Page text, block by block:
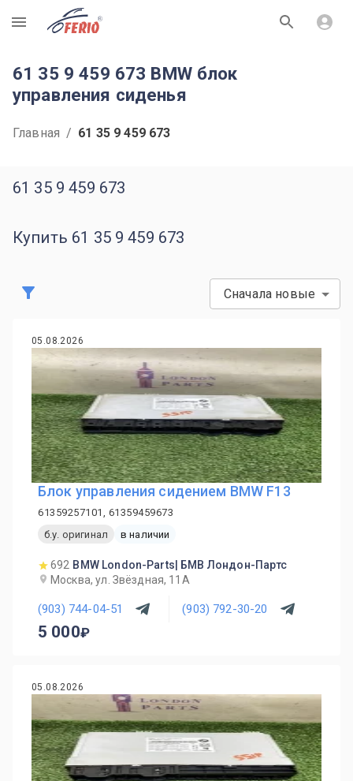
R
61 35 9 459 673 BMW блок
управления сиденья
Главная / 61 35 9 459 673
61 35 9 459 673
Купить 61 35 9 459 673
Сначала новые
05.08.2026
Блок управления сидением BMW F13
61359257101, 61359459673
б.у. оригинал
в наличии
692 BMW London-Parts| БМВ Лондон-Партс
Москва, ул. Звёздная, 11А
(903) 744-04-51 (903) 792-30-20
5 000
05.08.2026